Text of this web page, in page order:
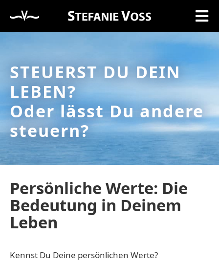
STEUERST DU DEIN
LEBEN?
Oder lässt Du andere
steuern?
Persönliche Werte: Die
Bedeutung in Deinem
Leben
Kennst Du Deine persönlichen Werte?